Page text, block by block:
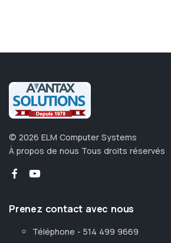
© 2026 ELM Computer Systems
À propos de nous Tous droits réservés
Prenez contact avec nous
Téléphone - 514 499 9669